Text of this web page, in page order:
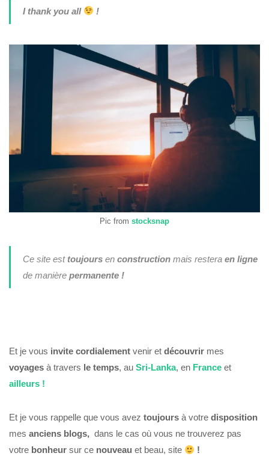
I thank you all !
Pic from stocksnap
Ce site esttoujoursen constructionmais restera en ligne
de manièrepermanente !
Et je vous invite cordialement venir et découvrir mes
voyages à travers le temps, au Sri-Lanka, en France et
ailleurs !
Et je vous rappelle que vous avez toujours à votre disposition
mes anciens blogs, dans le cas où vous ne trouverez pas
votre bonheur sur ce nouveau et beau, site !